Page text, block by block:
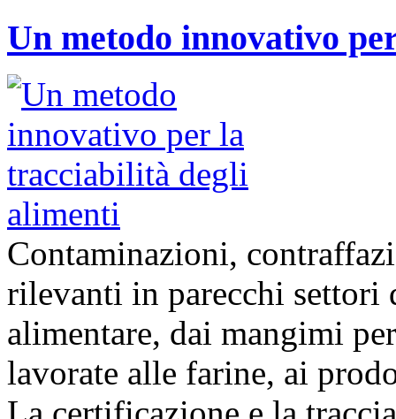
Un metodo innovativo
Contaminazioni,
rilevanti in parecchi settori
alimentare, dai mangimi
lavorate alle farine, ai